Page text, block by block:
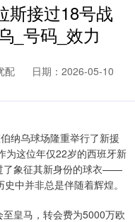
斯接过18号战
_号码_效力
配
日期：2026-05-10
纳乌球场隆重举行了新援
为这位年仅22岁的西班牙新
了象征其新身份的球衣——
中并非总是伴随着辉煌。
皇马，转会费为5000万欧